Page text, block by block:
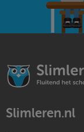
Slimleren.nl